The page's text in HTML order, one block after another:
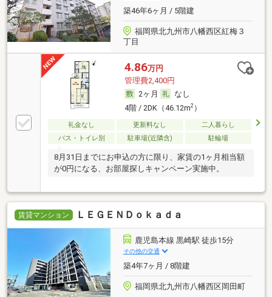
築46年6ヶ月 / 5階建
福岡県北九州市八幡西区紅梅３
丁目
4.86万円
管理費2,400円
2ヶ月
なし
4階 / 2DK（46.12m2）
礼金なし 更新料なし
二人暮らし
バス・トイレ別
駐車場(近隣含) 駐輪場
8月31日までにお申込の方に限り、家賃の1ヶ月相当額
が0円になる、お部屋探しキャンペーン実施中。
賃貸マンション ＬＥＧＥＮＤｏｋａｄａ
鹿児島本線 黒崎駅 徒歩15分
その他の交通
築4年7ヶ月 / 8階建
福岡県北九州市八幡西区岡田町